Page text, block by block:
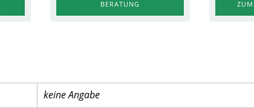
BERATUNG